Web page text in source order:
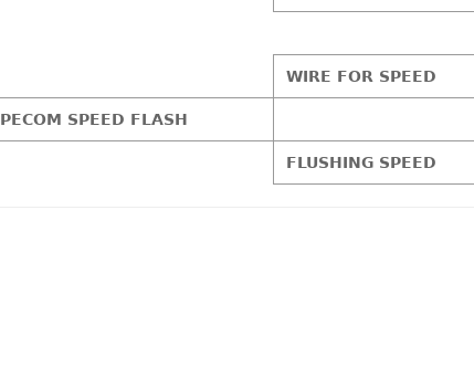
WIRE FOR SPEED
PECOM SPEED FLASH
FLUSHING SPEED